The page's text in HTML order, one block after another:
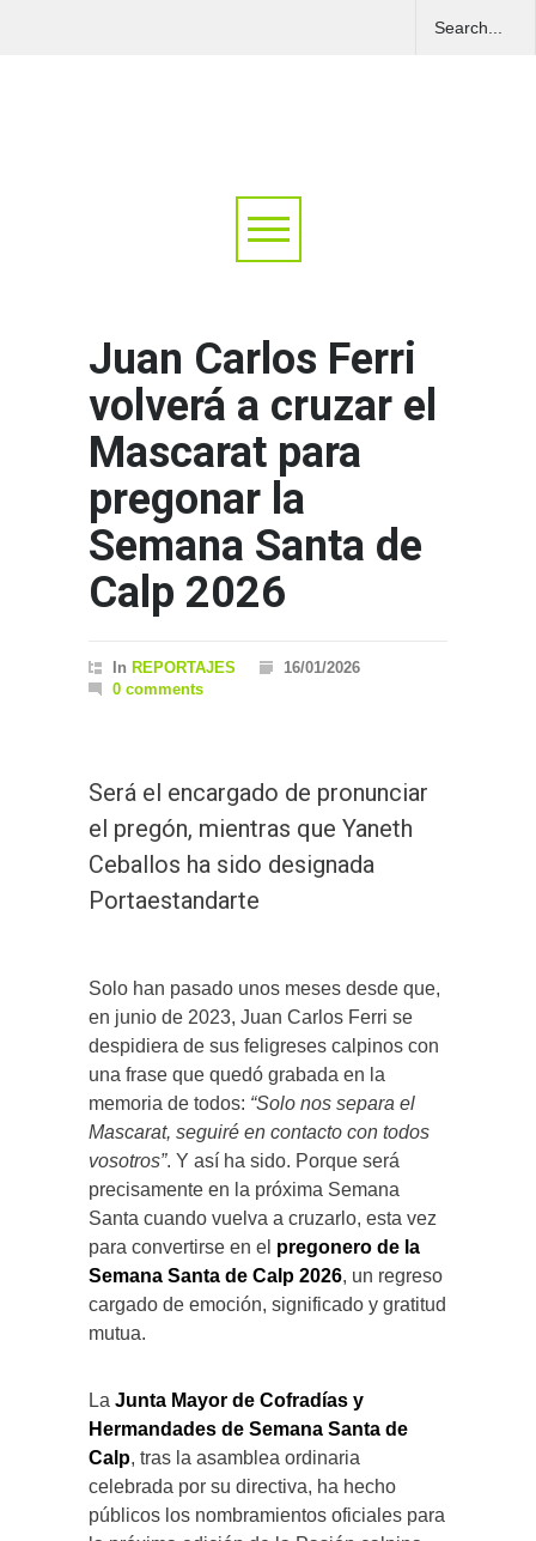
Juan Carlos Ferri
volverá a cruzar el
Mascarat para
pregonar la
Semana Santa de
Calp 2026
In REPORTAJES
16/01/2026
0 comments
Será el encargado de pronunciar
el pregón, mientras que Yaneth
Ceballos ha sido designada
Portaestandarte
Solo han pasado unos meses desde que,
en junio de 2023, Juan Carlos Ferri se
despidiera de sus feligreses calpinos con
una frase que quedó grabada en la
memoria de todos: “Solo nos separa el
Mascarat, seguiré en contacto con todos
vosotros”. Y así ha sido. Porque será
precisamente en la próxima Semana
Santa cuando vuelva a cruzarlo, esta vez
para convertirse en el pregonero de la
Semana Santa de Calp 2026, un regreso
cargado de emoción, significado y gratitud
mutua.
La Junta Mayor de Cofradías y
Hermandades de Semana Santa de
Calp, tras la asamblea ordinaria
celebrada por su directiva, ha hecho
públicos los nombramientos oficiales para